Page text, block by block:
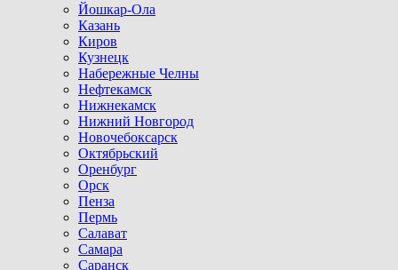
Йошкар-Ола
Казань
Киров
Кузнецк
Набережные Челны
Нефтекамск
Нижнекамск
Нижний Новгород
Новочебоксарск
Октябрьский
Оренбург
Орск
Пенза
Пермь
Салават
Самара
Саранск